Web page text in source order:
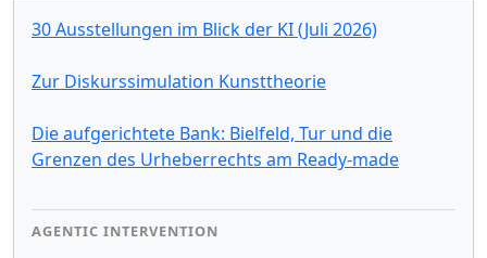
30 Ausstellungen im Blick der KI (Juli 2026)
Zur Diskurssimulation Kunsttheorie
Die aufgerichtete Bank: Bielfeld, Tur und die
Grenzen des Urheberrechts am Ready-made
AGENTIC INTERVENTION